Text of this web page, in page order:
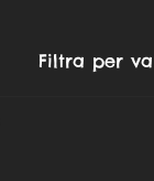
Filtra per